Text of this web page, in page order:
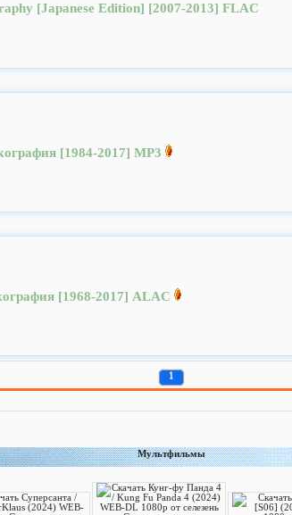
[Japanese Edition] [2007-2013] FLAC
[1984-2017] MP3
[1968-2017] ALAC
1
Мультфильмы